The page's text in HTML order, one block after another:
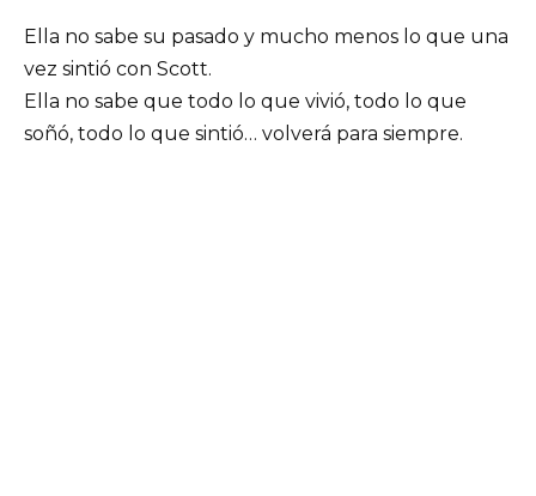
Ella no sabe su pasado y mucho menos lo que una
vez sintió con Scott.
Ella no sabe que todo lo que vivió, todo lo que
soñó, todo lo que sintió… volverá para siempre.